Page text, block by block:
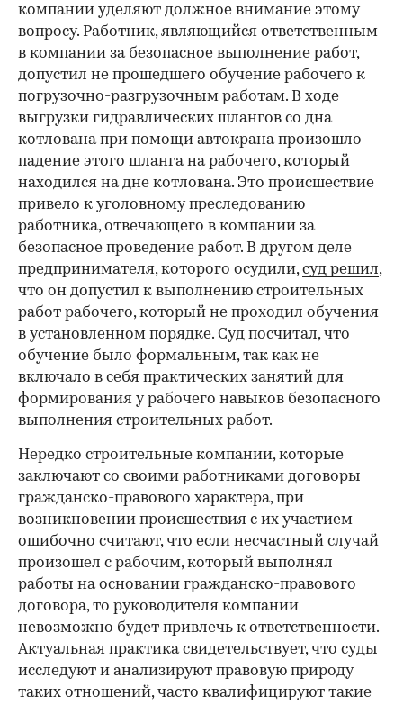
компании уделяют должное внимание этому
вопросу. Работник, являющийся ответственным
в компании за безопасное выполнение работ,
допустил не прошедшего обучение рабочего к
погрузочно-разгрузочным работам. В ходе
выгрузки гидравлических шлангов со дна
котлована при помощи автокрана произошло
падение этого шланга на рабочего, который
находился на дне котлована. Это происшествие
привело к уголовному преследованию
работника, отвечающего в компании за
безопасное проведение работ. В другом деле
предпринимателя, которого осудили,суд решил,
что он допустил к выполнению строительных
работ рабочего, который не проходил обучения
в установленном порядке. Суд посчитал, что
обучение было формальным, так как не
включало в себя практических занятий для
формирования у рабочего навыков безопасного
выполнения строительных работ.
Нередко строительные компании, которые
заключают со своими работниками договоры
гражданско-правового характера, при
возникновении происшествия с их участием
ошибочно считают, что если несчастный случай
произошел с рабочим, который выполнял
работы на основании гражданско-правового
договора, то руководителя компании
невозможно будет привлечь к ответственности.
Актуальная практика свидетельствует, что суды
исследуют и анализируют правовую природу
таких отношений, часто квалифицируют такие